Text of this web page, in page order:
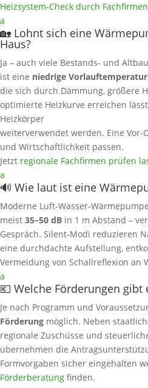
Heizsystem‑Check durch Fachfirmen
a
🏡 Lohnt sich eine
Haus?
Ja – auch viele Bestands- und
ist eine niedrige Vorlauftemperatur
die sich durch Dämmung, größere
optimierte Heizkurve erreichen
Heizkörper
weiterverwendet werden. Eine Vor-
und Wirtschaftlichkeit passen.
Jetzt regionale Fachfirmen prüfen
a
🔊 Wie laut ist eine
Moderne
meist 35–50 dB in 1 m Abstand –
Gespräch. Silent‑Modi reduzieren
eine durchdachte Aufstellung,
Vermeidung von Schallreflexion an
a
💶 Welche Förderungen gibt
Je nach Programm und
Förderung möglich. Neben
regionale Zuschüsse und
übernehmen die
Formvorgaben sicher eingehalten
Förderberatung finden.